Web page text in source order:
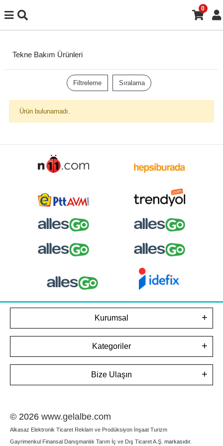
0
Tekne Bakım Ürünleri
Filtreleme Sıralama
Ürün bulunamadı.
Kurumsal
Kategoriler
Bize Ulaşın
© 2026 www.gelalbe.com
Alkasaz Elektronik Ticaret Reklam ve Prodüksiyon İnşaat Turizm
Gayrimenkul Finansal Danışmanlık Tarım İç ve Dış Ticaret A.Ş. markasıdır.